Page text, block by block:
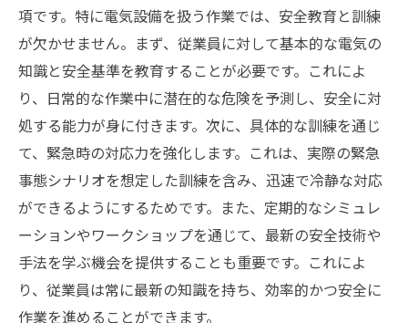
項です。特に電気設備を扱う作業では、安全教育と訓練
が欠かせません。まず、従業員に対して基本的な電気の
知識と安全基準を教育することが必要です。これによ
り、日常的な作業中に潜在的な危険を予測し、安全に対
処する能力が身に付きます。次に、具体的な訓練を通じ
て、緊急時の対応力を強化します。これは、実際の緊急
事態シナリオを想定した訓練を含み、迅速で冷静な対応
ができるようにするためです。また、定期的なシミュレ
ーションやワークショップを通じて、最新の安全技術や
手法を学ぶ機会を提供することも重要です。これによ
り、従業員は常に最新の知識を持ち、効率的かつ安全に
作業を進めることができます。